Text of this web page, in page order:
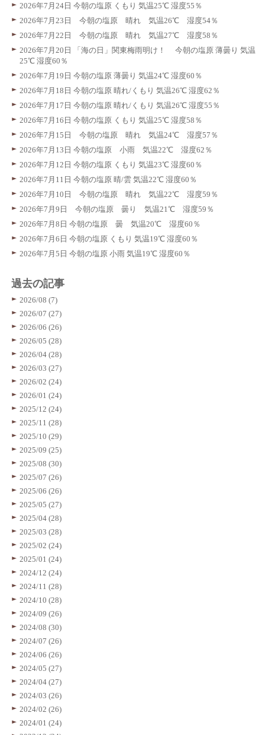
2026年7月24日 今朝の塩原 くもり 気温25℃ 湿度55％
2026年7月23日 今朝の塩原 晴れ 気温26℃ 湿度54％
2026年7月22日 今朝の塩原 晴れ 気温27℃ 湿度58％
2026年7月20日 「海の日」関東梅雨明け！ 今朝の塩原 薄曇り 気温
25℃ 湿度60％
2026年7月19日 今朝の塩原 薄曇り 気温24℃ 湿度60％
2026年7月18日 今朝の塩原 晴れ/くもり 気温26℃ 湿度62％
2026年7月17日 今朝の塩原 晴れ/くもり 気温26℃ 湿度55％
2026年7月16日 今朝の塩原 くもり 気温25℃ 湿度58％
2026年7月15日 今朝の塩原 晴れ 気温24℃ 湿度57％
2026年7月13日 今朝の塩原 小雨 気温22℃ 湿度62％
2026年7月12日 今朝の塩原 くもり 気温23℃ 湿度60％
2026年7月11日 今朝の塩原 晴/雲 気温22℃ 湿度60％
2026年7月10日 今朝の塩原 晴れ 気温22℃ 湿度59％
2026年7月9日 今朝の塩原 曇り 気温21℃ 湿度59％
2026年7月8日 今朝の塩原 曇 気温20℃ 湿度60％
2026年7月6日 今朝の塩原 くもり 気温19℃ 湿度60％
2026年7月5日 今朝の塩原 小雨 気温19℃ 湿度60％
過去の記事
2026/08 (7)
2026/07 (27)
2026/06 (26)
2026/05 (28)
2026/04 (28)
2026/03 (27)
2026/02 (24)
2026/01 (24)
2025/12 (24)
2025/11 (28)
2025/10 (29)
2025/09 (25)
2025/08 (30)
2025/07 (26)
2025/06 (26)
2025/05 (27)
2025/04 (28)
2025/03 (28)
2025/02 (24)
2025/01 (24)
2024/12 (24)
2024/11 (28)
2024/10 (28)
2024/09 (26)
2024/08 (30)
2024/07 (26)
2024/06 (26)
2024/05 (27)
2024/04 (27)
2024/03 (26)
2024/02 (26)
2024/01 (24)